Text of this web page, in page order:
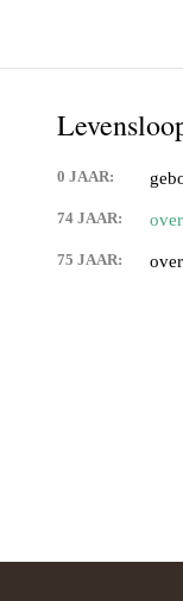
0 JAAR:
74 JAAR:
75 JAAR: